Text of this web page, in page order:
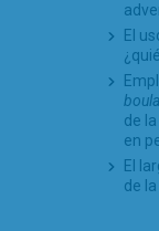
El
de
en
El
de